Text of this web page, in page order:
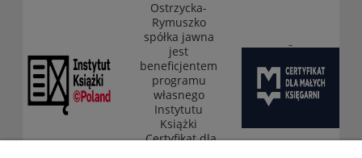
Ostrzycka-
Rymuszko
spółka jawna
jest
beneficjentem
programu
własnego
Instytutu
Książki
„Certyfikat dla